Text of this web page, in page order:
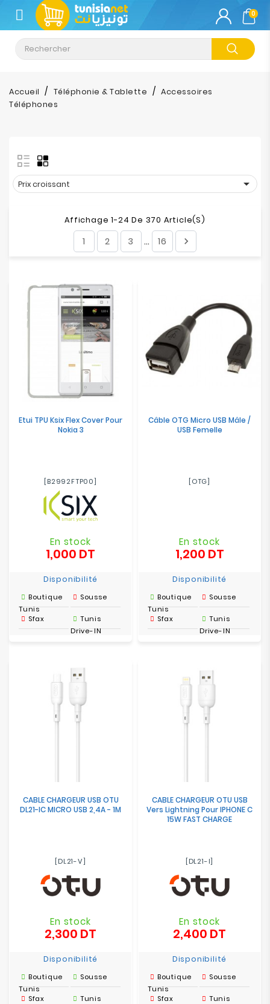
CATÉGORIE
Climatisation
Informatique
Impression
Electroménager
Bureautique
Mobilités
Loisirs
0
Accueil Téléphonie & Tablette
Accessoires
Téléphones
Prix croissant 
Affichage 1-24 De 370 Article(s)
1 2 3 … 16 
Etui TPU Ksix Flex Cover Pour
Nokia 3
[B2992FTP00]
En stock
1,000 DT
Disponibilité
Boutique
Tunis
Sousse
Sfax
Tunis
Drive-IN
Câble OTG Micro USB Mâle /
USB Femelle
[OTG]
En stock
1,200 DTPrix
Disponibilité
Boutique
Tunis
Sousse
Sfax
Tunis
Drive-IN
CABLE CHARGEUR USB OTU
DL21-IC MICRO USB 2,4A - 1M
[DL21-V]
En stock
2,300 DT
Disponibilité
Boutique
Tunis
Sousse
Sfax
Tunis
CABLE CHARGEUR OTU USB
Vers Lightning Pour IPHONE C
15W FAST CHARGE
[DL21-I]
En stock
2,400 DT
Disponibilité
Boutique
Tunis
Sousse
Sfax
Tunis